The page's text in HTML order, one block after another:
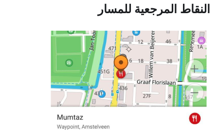
النقاط المرجعية للمسار